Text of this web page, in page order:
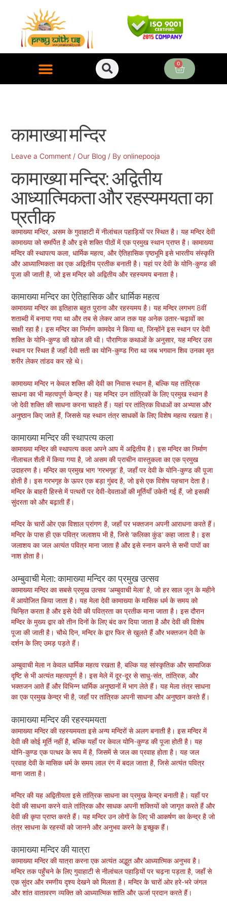
content
0
Cart
कामाख्या मन्दिर
Leave a Comment / Our Blog/ By onlinepooja
कामाख्या मन्दिर: अद्वितीय
आध्यात्मिकता और रहस्यमयता का
प्रतीक
कामाख्या मन्दिर, असम के गुवाहाटी में नीलांचल पहाड़ियों पर स्थित है। यह मन्दिर देवी
कामाख्या को समर्पित है और इसे शक्ति पीठों में एक प्रमुख स्थान प्राप्त है। कामाख्या
मन्दिर की स्थापत्य कला, धार्मिक महत्व, और ऐतिहासिक पृष्ठभूमि इसे भारतीय संस्कृति
और आध्यात्मिकता का एक अद्वितीय प्रतीक बनाती है। यहां पर देवी के योनि-कुण्ड की
पूजा की जाती है, जो इस मन्दिर को अद्वितीय और रहस्यमय बनाता है।
कामाख्या मन्दिर का ऐतिहासिक और धार्मिक महत्व
कामाख्या मन्दिर का इतिहास बहुत पुराना और रहस्यमय है। यह मन्दिर लगभग 8वीं
शताब्दी में बनाया गया था और तब से लेकर आज तक यह अनेक उतार-चढ़ावों का
साक्षी रहा है। इस मन्दिर का निर्माण कामदेव ने किया था, जिन्होंने इस स्थान पर देवी
शक्ति के योनि-कुण्ड की खोज कीथी। पौराणिक कथाओं के अनुसार, यह मन्दिर उस
स्थान पर स्थित है जहाँ देवी सती का योनि-कुण्ड गिरा था जब भगवान शिव उनका मृत
शरीर लेकर तांडव कर रहे थे।
कामाख्या मन्दिर न केवल शक्ति की देवी का निवास स्थान है, बल्कि यह तांत्रिक
साधना का भी महत्वपूर्ण केन्द्र है। यह मन्दिर उन तांत्रिकों के लिए प्रमुख स्थान है
जो देवी शक्ति की साधना करना चाहते हैं। यहां पर तांत्रिक विधाओं का अभ्यास और
अनुष्ठान किए जाते हैं, जिससे यह स्थान तंत्र साधकों के लिए विशेष महत्व रखता है।
कामाख्या मन्दिर की स्थापत्य कला
कामाख्या मन्दिर की स्थापत्य कला अपने आप में अद्वितीय है। इस मन्दिर का निर्माण
नीलाचल शैली में किया गया है, जो असम की प्राचीन वास्तुकला का एक प्रमुख
उदाहरण है। मन्दिर का प्रमुख भाग ‘गरभगृह’ है, जहाँ पर देवी के योनि-कुण्ड की पूजा
होती है। इस गरभगृह के ऊपर एक बड़ा गुंबद है, जो इसे एक विशेष पहचान देता है।
मन्दिर के बाहरी हिस्से में पत्थरों पर देवी-देवताओं की मूर्तियाँ उकेरी गई हैं, जो इसकी
सुंदरता को और बढ़ाती हैं।
मन्दिर के चारों ओर एक विशाल प्रांगण है, जहाँ पर भक्तजन अपनी आराधना करते हैं।
मन्दिर के पास ही एक पवित्र जलाशय भी है, जिसे ‘कलिका कुंड’ कहा जाता है। इस
जलाशय का जल अत्यंत पवित्र माना जाता है और इसे स्नान करने से सभी पापों का
नाश होता है।
अम्बुवाची मेला: कामाख्या मन्दिर का प्रमुख उत्सव
कामाख्या मन्दिर का सबसे प्रमुख उत्सव ‘अम्बुवाची मेला’ है, जो हर साल जून के महीने
में आयोजित किया जाता है। यह मेला देवी कामाख्या के मासिक धर्म के समय को
चिन्हित करता है और इसे देवी की पवित्रता का प्रतीक माना जाता है। इस दौरान
मन्दिर के मुख्य द्वार को तीन दिनों के लिए बंद कर दिया जाता है और देवी की विशेष
पूजा की जाती है। चौथे दिन, मन्दिर के द्वार फिर से खुलते हैं और भक्तजन देवी के
दर्शन के लिए उमड़ पड़ते हैं।
अम्बुवाची मेला न केवल धार्मिक महत्व रखता है, बल्कि यह सांस्कृतिक और सामाजिक
दृष्टि से भी अत्यंत महत्वपूर्ण है। इस मेले में दूर-दूर से साधु-संत, तांत्रिक, और
भक्तजन आते हैं और विभिन्न धार्मिक अनुष्ठानों में भाग लेते हैं। यह मेला तंत्र साधना
का एक प्रमुख केन्द्र भी है, जहाँ पर तांत्रिक अपनी साधना और अनुष्ठान करते हैं।
कामाख्या मन्दिर की रहस्यमयता
कामाख्या मन्दिर की रहस्यमयता इसे अन्य मन्दिरों से अलग बनाती है। इस मन्दिर में
देवी की कोई मूर्ति नहीं है, बल्कि यहाँ पर केवल योनि-कुण्ड की पूजा होती है। यह
योनि-कुण्ड एक पत्थर के रूप में है, जिसमें से जल का प्रवाह होता है। यह जल
प्रवाह देवी के मासिक धर्म के समय लाल रंग में बदल जाता है, जिसे अत्यंत पवित्र
माना जाता है।
मन्दिर की यह अद्वितीयता इसे तांत्रिक साधना का प्रमुख केन्द्र बनाती है। यहाँ पर
देवी की साधना करने वाले तांत्रिक और साधक अपनी शक्तियों को जागृत करते हैं और
देवी की कृपा प्राप्त करते हैं। यह मन्दिर उन लोगों के लिए भी आकर्षण का केन्द्र है जो
तंत्र साधना के रहस्यों को जानने और अनुभव करने के इच्छुक हैं।
कामाख्या मन्दिर की यात्रा
कामाख्या मन्दिर की यात्रा करना एक अत्यंत अद्भुत और आध्यात्मिक अनुभव है।
मन्दिर तक पहुँचने के लिए गुवाहाटी से नीलांचल पहाड़ियों पर चढ़ना पड़ता है, जहाँ से
एक सुंदर और रमणीय दृश्य देखने को मिलता है। मन्दिर के चारों ओर हरे-भरे जंगल
और शांत वातावरण व्यक्ति को आध्यात्मिक शांति और ऊर्जा प्रदान करते हैं।